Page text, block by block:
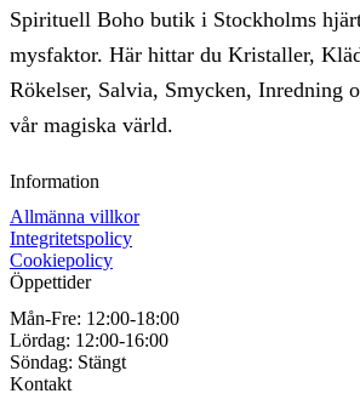
Spirituell Boho butik i Stockholms
mysfaktor. Här hittar du Kristaller,
Rökelser, Salvia, Smycken, Inredning
vår magiska värld.
Information
Allmänna villkor
Integritetspolicy
Cookiepolicy
Öppettider
Mån-Fre: 12:00-18:00
Lördag: 12:00-16:00
Söndag: Stängt
Kontakt